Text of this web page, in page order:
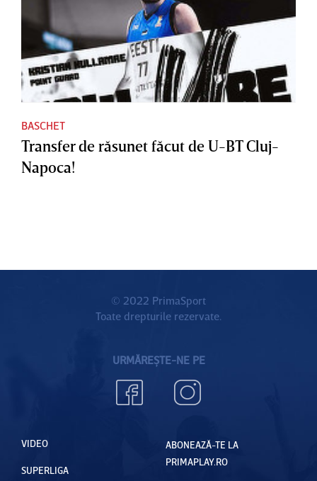
BASCHET
Transfer de răsunet făcut de U-BT Cluj-
Napoca!
© 2022 PrimaSport
Toate drepturile rezervate.
URMĂREȘTE-NE PE
VIDEO
SUPERLIGA
ABONEAZĂ-TE LA
PRIMAPLAY.RO